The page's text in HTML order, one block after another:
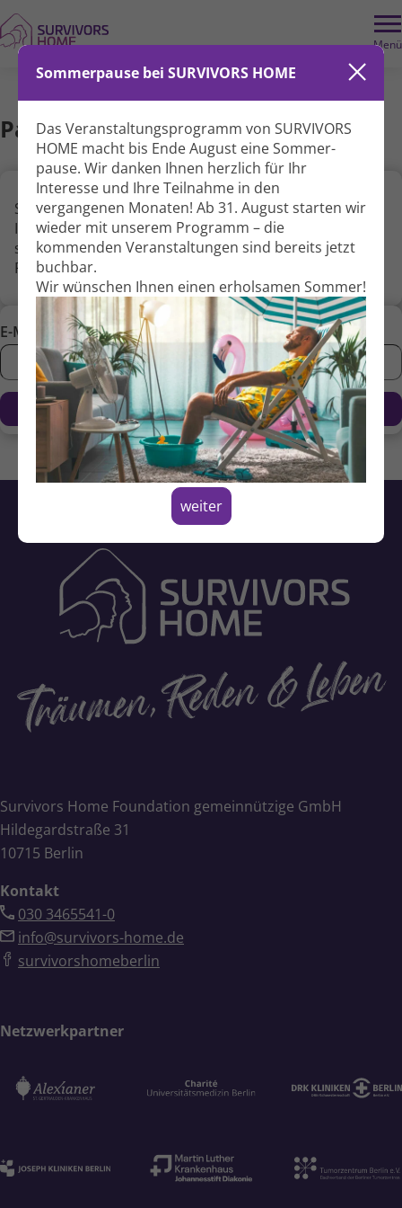
Menü
Sommerpause bei SURVIVORS HOME
Das Veranstaltungs­programm von SURVIVORS
HOME macht bis Ende August eine Sommer­
pause. Wir danken Ihnen herzlich für Ihr
Interesse und Ihre Teil­nahme in den
vergangenen Monaten! Ab 31. August starten wir
wieder mit unserem Programm – die
kommenden Veranstal­tungen sind bereits jetzt
buchbar.
Wir wünschen Ihnen einen erholsamen Sommer!
weiter
Passwort vergessen
Sie haben Ihr Passwort vergessen? Geben Sie hier
Ihren Nutzernamen oder Ihre E-Mail-Adresse ein, wir
senden Ihnen dann einen Link zum Zurücksetzen Ihres
Passwortes zu.
E-Mail:
Survivors Home Foundation gemeinnützige GmbH
Hildegardstraße 31
10715 Berlin
Kontakt
030 3465541-0
info@survivors-home.de
survivorshomeberlin
Netzwerkpartner